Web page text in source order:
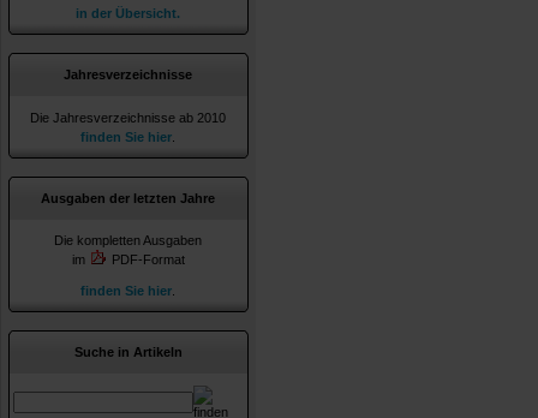
in der Übersicht.
Jahresverzeichnisse
Die Jahresverzeichnisse ab 2010
finden Sie hier
Ausgaben der letzten Jahre
Die kompletten Ausgaben
im
PDF-Format
finden Sie hier
Suche in Artikeln